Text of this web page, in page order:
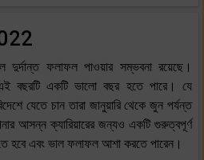
দুর্দান্ত ফলাফল পাওয়ার সম্ভবনা রয়েছে।
বছরটি একটি ভালো বছর হতে পারে। যে
যেতে চান তারা জানুয়ারি থেকে জুন পর্যন্ত
আসন্ন ক্যারিয়ারের জন্যও একটি গুরুত্বপূর্ণ
হবে এবং ভাল ফলাফল আশা করতে পারেন।